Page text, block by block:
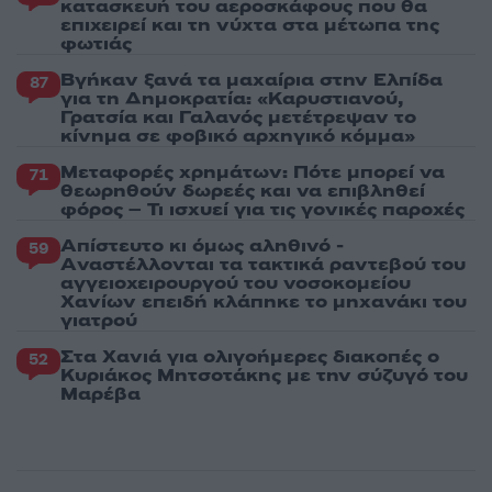
κατασκευή του αεροσκάφους που θα
επιχειρεί και τη νύχτα στα μέτωπα της
φωτιάς
87 Βγήκαν ξανά τα μαχαίρια στην Ελπίδα
για τη Δημοκρατία: «Καρυστιανού,
Γρατσία και Γαλανός μετέτρεψαν το
κίνημα σε φοβικό αρχηγικό κόμμα»
71 Μεταφορές χρημάτων: Πότε μπορεί να
θεωρηθούν δωρεές και να επιβληθεί
φόρος – Τι ισχυεί για τις γονικές παροχές
59 Απίστευτο κι όμως αληθινό -
Aναστέλλονται τα τακτικά ραντεβού του
αγγειοχειρουργού του νοσοκομείου
Χανίων επειδή κλάπηκε το μηχανάκι του
γιατρού
52 Στα Χανιά για ολιγοήμερες διακοπές ο
Κυριάκος Μητσοτάκης με την σύζυγό του
Μαρέβα